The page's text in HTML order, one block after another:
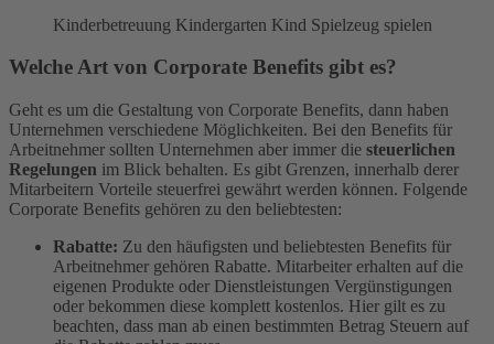
Kinderbetreuung Kindergarten Kind Spielzeug spielen
Welche Art von Corporate Benefits gibt es?
Geht es um die Gestaltung von Corporate Benefits, dann haben
Unternehmen verschiedene Möglichkeiten. Bei den Benefits für
Arbeitnehmer sollten Unternehmen aber immer die steuerlichen
Regelungen im Blick behalten. Es gibt Grenzen, innerhalb derer
Mitarbeitern Vorteile steuerfrei gewährt werden können. Folgende
Corporate Benefits gehören zu den beliebtesten:
Rabatte: Zu den häufigsten und beliebtesten Benefits für
Arbeitnehmer gehören Rabatte. Mitarbeiter erhalten auf die
eigenen Produkte oder Dienstleistungen Vergünstigungen
oder bekommen diese komplett kostenlos. Hier gilt es zu
beachten, dass man ab einen bestimmten Betrag Steuern auf